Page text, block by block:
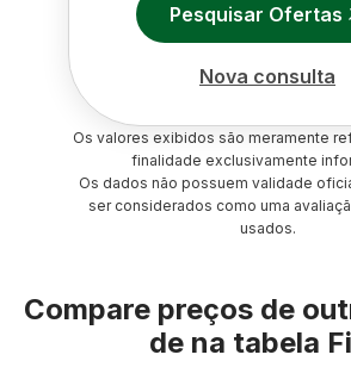
Pesquisar Ofertas
Nova consulta
Os valores exibidos são meramente
finalidade exclusivamente
Os dados não possuem validade
ser considerados como uma
usados.
Compare preços de
de na tabela